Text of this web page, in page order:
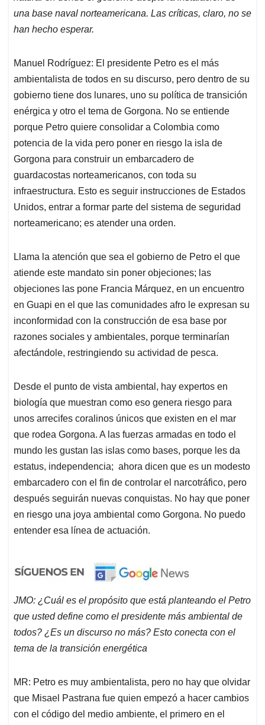
una base naval norteamericana. Las críticas, claro, no se
han hecho esperar.
Manuel Rodríguez: El presidente Petro es el más
ambientalista de todos en su discurso, pero dentro de su
gobierno tiene dos lunares, uno su política de transición
enérgica y otro el tema de Gorgona. No se entiende
porque Petro quiere consolidar a Colombia como
potencia de la vida pero poner en riesgo la isla de
Gorgona para construir un embarcadero de
guardacostas norteamericanos, con toda su
infraestructura. Esto es seguir instrucciones de Estados
Unidos, entrar a formar parte del sistema de seguridad
norteamericano; es atender una orden.
Llama la atención que sea el gobierno de Petro el que
atiende este mandato sin poner objeciones; las
objeciones las pone Francia Márquez, en un encuentro
en Guapi en el que las comunidades afro le expresan su
inconformidad con la construcción de esa base por
razones sociales y ambientales, porque terminarían
afectándole, restringiendo su actividad de pesca.
Desde el punto de vista ambiental, hay expertos en
biología que muestran como eso genera riesgo para
unos arrecifes coralinos únicos que existen en el mar
que rodea Gorgona. A las fuerzas armadas en todo el
mundo les gustan las islas como bases, porque les da
estatus, independencia; ahora dicen que es un modesto
embarcadero con el fin de controlar el narcotráfico, pero
después seguirán nuevas conquistas. No hay que poner
en riesgo una joya ambiental como Gorgona. No puedo
entender esa línea de actuación.
JMO: ¿Cuál es el propósito que está planteando el Petro
que usted define como el presidente más ambiental de
todos? ¿Es un discurso no más? Esto conecta con el
tema de la transición energética
MR: Petro es muy ambientalista, pero no hay que olvidar
que Misael Pastrana fue quien empezó a hacer cambios
con el código del medio ambiente, el primero en el